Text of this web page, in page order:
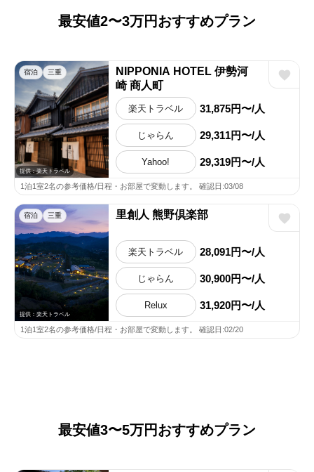
最安値2〜3万円おすすめプラン
宿泊 三重
提供：楽天トラベル
NIPPONIA HOTEL 伊勢河
崎 商人町
楽天トラベル 31,875円〜/人
じゃらん 29,311円〜/人
Yahoo! 29,319円〜/人
1泊1室2名の参考価格/日程・お部屋で変動します。 確認日:03/08
宿泊 三重
提供：楽天トラベル
里創人 熊野倶楽部
楽天トラベル 28,091円〜/人
じゃらん 30,900円〜/人
Relux 31,920円〜/人
1泊1室2名の参考価格/日程・お部屋で変動します。 確認日:02/20
最安値3〜5万円おすすめプラン